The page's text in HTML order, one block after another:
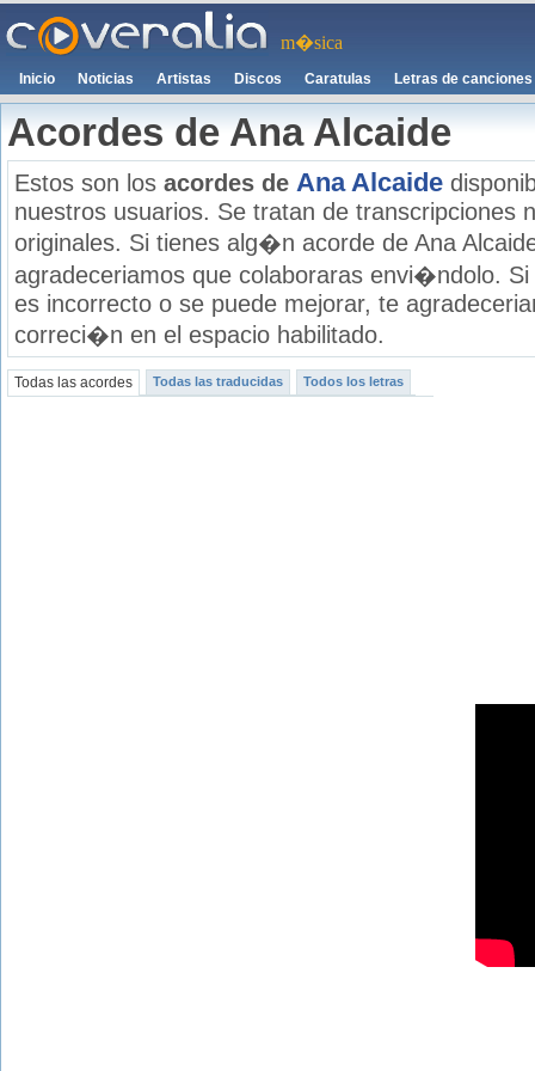
m�sica
Inicio Noticias Artistas Discos Caratulas Letras de canciones
Acordes de Ana Alcaide
Estos son los acordes de Ana Alcaide
nuestros usuarios. Se tratan de transcripciones
originales. Si tienes alg�n acorde de Ana
agradeceriamos que colaboraras envi�ndolo.
es incorrecto o se puede mejorar, te
correci�n en el espacio habilitado.
Todas las acordes Todas las traducidas Todos los letras